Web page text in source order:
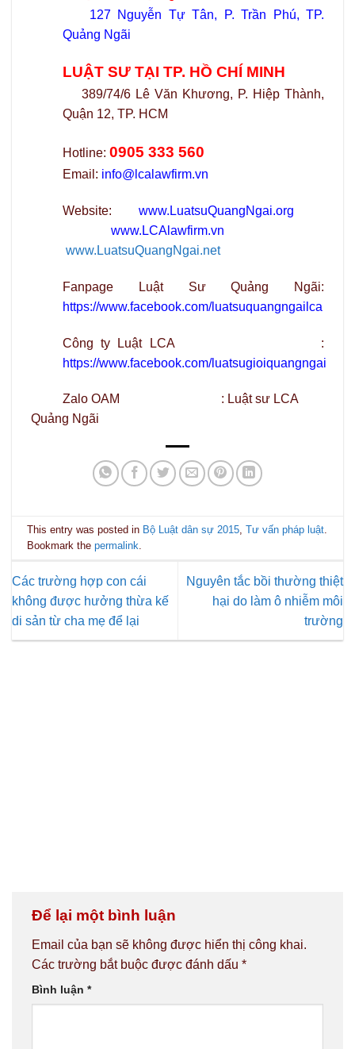
127 Nguyễn Tự Tân, P. Trần Phú, TP.
Quảng Ngãi
LUẬT SƯ TẠI TP. HỒ CHÍ MINH
389/74/6 Lê Văn Khương, P. Hiệp Thành,
Quận 12, TP. HCM
Hotline: 0905 333 560
Email: info@lcalawfirm.vn
Website:
www.LuatsuQuangNgai.org
www.LCAlawfirm.vn
www.LuatsuQuangNgai.net
Fanpage Luật Sư Quảng Ngãi:
https://www.facebook.com/luatsuquangngailca
Công ty Luật LCA :
https://www.facebook.com/luatsugioiquangngai
Zalo OAM : Luật sư LCA
Quảng Ngãi
This entry was posted in Bộ Luật dân sự 2015 ,Tư vấn pháp luật
Bookmark thepermalink
Các trường hợp con cái
không được hưởng thừa kế
di sản từ cha mẹ để lại
Nguyên tắc bồi thường thiệt
hại do làm ô nhiễm môi
trường
Để lại một bình luận
Email của bạn sẽ không được hiển thị công khai.
Các trường bắt buộc được đánh dấu *
Bình luận *